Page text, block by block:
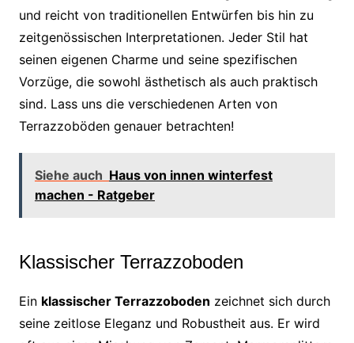
und reicht von traditionellen Entwürfen bis hin zu
zeitgenössischen Interpretationen. Jeder Stil hat
seinen eigenen Charme und seine spezifischen
Vorzüge, die sowohl ästhetisch als auch praktisch
sind. Lass uns die verschiedenen Arten von
Terrazzoböden genauer betrachten!
Siehe auch Haus von innen winterfest
machen - Ratgeber
Klassischer Terrazzoboden
Ein klassischer Terrazzoboden zeichnet sich durch
seine zeitlose Eleganz und Robustheit aus. Er wird